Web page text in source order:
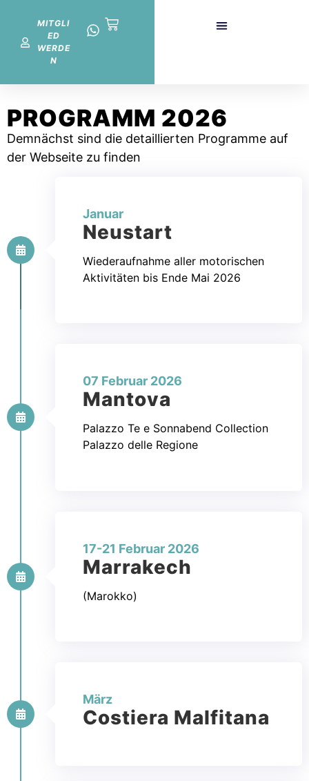
MITGLI
ED
WERDE
N
PROGRAMM 2026
Demnächst sind die detaillierten Programme auf
der Webseite zu finden
Januar
Neustart
Wiederaufnahme aller motorischen
Aktivitäten bis Ende Mai 2026
07 Februar 2026
Mantova
Palazzo Te e Sonnabend Collection
Palazzo delle Regione
17-21 Februar 2026
Marrakech
(Marokko)
März
Costiera Malfitana